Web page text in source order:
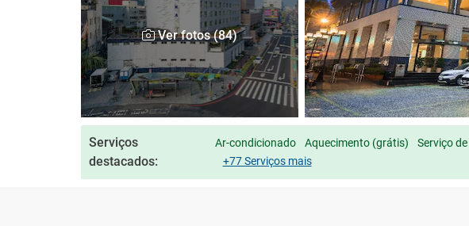
Ver fotos (84)
Serviços
destacados:
Ar-condicionado Aquecimento (grátis) Serviço
+77 Serviços mais